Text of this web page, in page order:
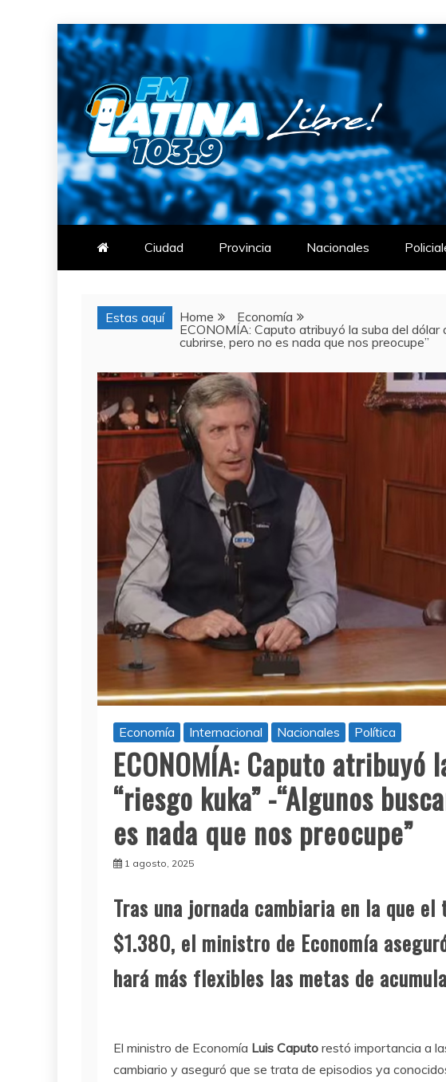
Skip
to
content
FM LATINA
NOTICIAS
Ciudad Provincia Nacionales
Estas aquí Home
Economía
ECONOMÍA: Caputo atribuyó la suba del dólar
cubrirse, pero no es nada que nos preocupe”
Economía Internacional Nacionales Política
ECONOMÍA: Caputo atribuyó
“riesgo kuka” -“Algunos
es nada que nos preocupe”
1 agosto, 2025
Tras una jornada cambiaria en la que
$1.380, el ministro de Economía
hará más flexibles las metas de
El ministro de Economía Luis Caputo restó importancia a
cambiario y aseguró que se trata de episodios ya